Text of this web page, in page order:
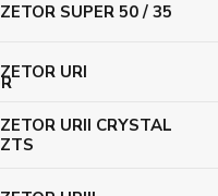
ZETOR SUPER 50 / 35
ZETOR URI
ZETOR URII CRYSTAL
ZTS